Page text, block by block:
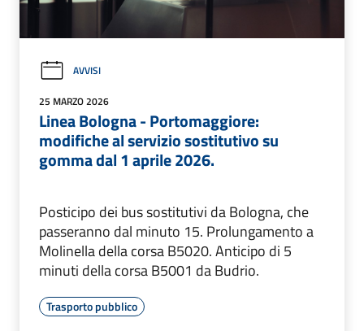
AVVISI
25 MARZO 2026
Linea Bologna - Portomaggiore:
modifiche al servizio sostitutivo su
gomma dal 1 aprile 2026.
Posticipo dei bus sostitutivi da Bologna, che
passeranno dal minuto 15. Prolungamento a
Molinella della corsa B5020. Anticipo di 5
minuti della corsa B5001 da Budrio.
Trasporto pubblico